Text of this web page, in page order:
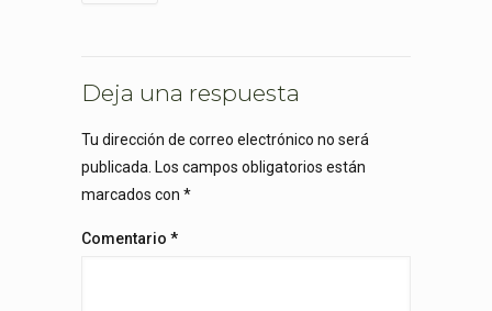
Deja una respuesta
Tu dirección de correo electrónico no será
publicada. Los campos obligatorios están
marcados con *
Comentario *